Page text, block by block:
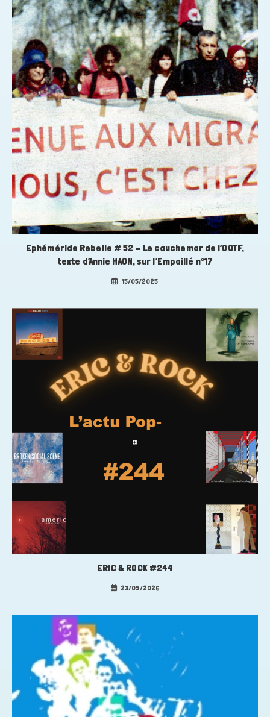
Ephéméride Rebelle # 52 – Le cauchemar de l’OQTF,
texte d’Annie HAON, sur l’Empaillé n°17
15/05/2025
ERIC & ROCK #244
23/05/2026